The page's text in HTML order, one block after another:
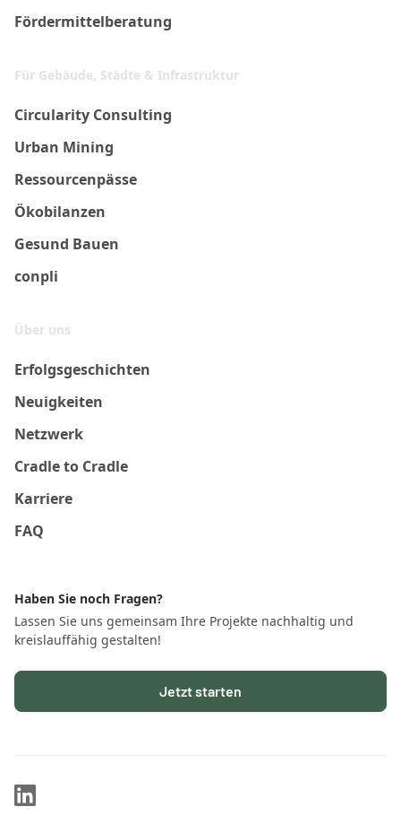
Fördermittelberatung
Für Gebäude, Städte & Infrastruktur
Circularity Consulting
Urban Mining
Ressourcenpässe
Ökobilanzen
Gesund Bauen
conpli
Über uns
Erfolgsgeschichten
Neuigkeiten
Netzwerk
Cradle to Cradle
Karriere
FAQ
Haben Sie noch Fragen?
Lassen Sie uns gemeinsam Ihre Projekte nachhaltig und
kreislauffähig gestalten!
Jetzt starten